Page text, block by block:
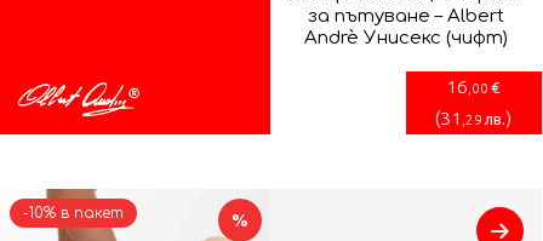
за пътуване – Albert
Andrè Унисекс (чифт)
16 ,00 €
(31 ,29 лв.)
%
-10% в пакет